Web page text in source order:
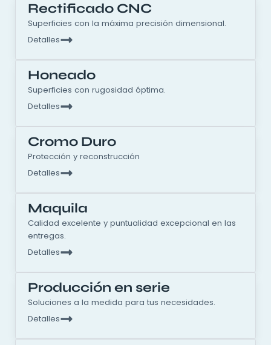
Rectificado CNC
Superficies con la máxima precisión dimensional.
Detalles
Honeado
Superficies con rugosidad óptima.
Detalles
Cromo Duro
Protección y reconstrucción
Detalles
Maquila
Calidad excelente y puntualidad excepcional en las
entregas.
Detalles
Producción en serie
Soluciones a la medida para tus necesidades.
Detalles